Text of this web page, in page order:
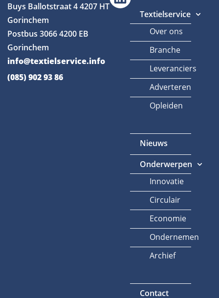
Buys Ballotstraat 44207 HT
Gorinchem
Postbus 30664200 EB
Gorinchem
info@textielservice.info
(085) 902 93 86
Textielservice
Over ons
Branche
Leveranciers
Adverteren
Opleiden
Nieuws
Onderwerpen
Innovatie
Circulair
Economie
Ondernemen
Archief
Contact